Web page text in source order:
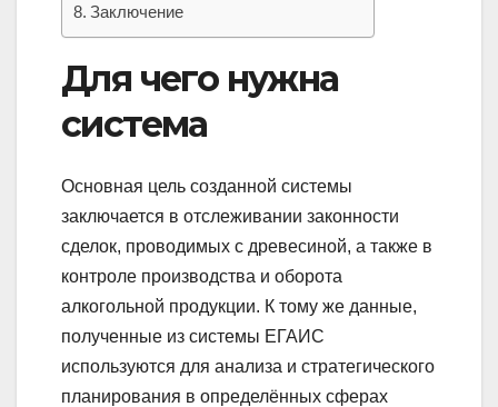
Заключение
Для чего нужна
система
Основная цель созданной системы
заключается в отслеживании законности
сделок, проводимых с древесиной, а также в
контроле производства и оборота
алкогольной продукции. К тому же данные,
полученные из системы ЕГАИС
используются для анализа и стратегического
планирования в определённых сферах